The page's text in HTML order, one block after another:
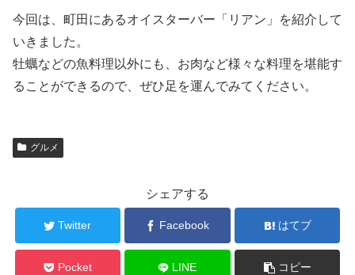
今回は、町田にあるオイスターバー「リアン」を紹介して
いきました。
牡蠣などの魚料理以外にも、お肉など様々な料理を堪能す
ることができるので、ぜひ足を運んでみてください。
グルメ
シェアする
Twitter Facebook はてブ
Pocket LINE コピー